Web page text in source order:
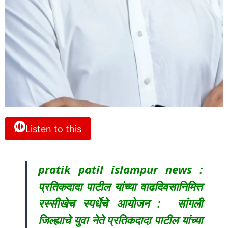
Listen to this
pratik patil islampur news :
प्रतिकदादा पाटील यांच्या वाढदिवसानिमित्त
रस्सीखेच स्पर्धेचे आयोजन : सांगली
जिल्ह्याचे युवा नेते प्रतिकदादा पाटील यांच्या